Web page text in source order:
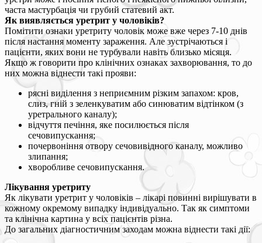
часта мастурбація чи грубий статевий акт.
Як виявляється уретрит у чоловіків?
Помітити ознаки уретриту чоловік може вже через 7-10 днів
після настання моменту зараження. Але зустрічаються і
пацієнти, яких вони не турбували навіть близько місяця.
Якщо ж говорити про клінічних ознаках захворювання, то до
них можна віднести такі прояви:
рясні виділення з неприємним різким запахом: кров,
слиз, гній з зеленкуватим або синюватим відтінком (з
уретрального каналу);
відчуття печіння, яке посилюється після
сечовипускання;
почервоніння отвору сечовивідного каналу, можливо
злипання;
хворобливе сечовипускання.
Лікування уретриту
Як лікувати уретрит у чоловіків – лікарі повинні вирішувати в
кожному окремому випадку індивідуально. Так як симптоми
та клінічна картина у всіх пацієнтів різна.
До загальних діагностичним заходам можна віднести такі дії: